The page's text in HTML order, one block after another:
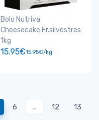
Bolo Nutriva
Cheesecake Fr.silvestres
1kg
15.95€15.95€/kg
6 ... 12 13